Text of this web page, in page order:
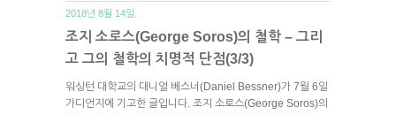
2018년 8월 14일.
조지 소로스(George Soros)의 철학 – 그리
고 그의 철학의 치명적 단점(3/3)
워싱턴 대학교의 대니얼 베스너(Daniel Bessner)가 7월 6일
가디언지에 기고한 글입니다. 조지 소로스(George Soros)의